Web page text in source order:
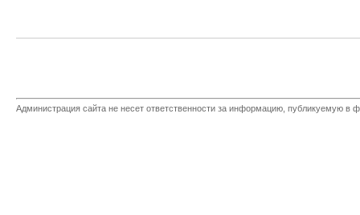
Администрация сайта не несет ответственности за информацию, публикуемую